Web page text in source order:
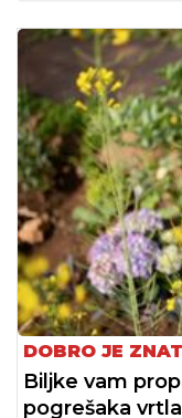
DOBRO JE
Biljke vam
pogrešaka